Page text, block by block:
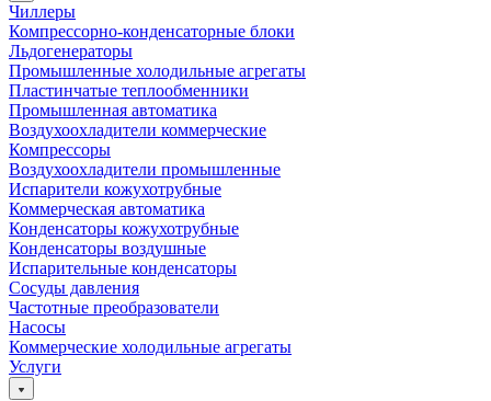
Чиллеры
Компрессорно-конденсаторные блоки
Льдогенераторы
Промышленные холодильные агрегаты
Пластинчатые теплообменники
Промышленная автоматика
Воздухоохладители коммерческие
Компрессоры
Воздухоохладители промышленные
Испарители кожухотрубные
Коммерческая автоматика
Конденсаторы кожухотрубные
Конденсаторы воздушные
Испарительные конденсаторы
Сосуды давления
Частотные преобразователи
Насосы
Коммерческие холодильные агрегаты
Услуги